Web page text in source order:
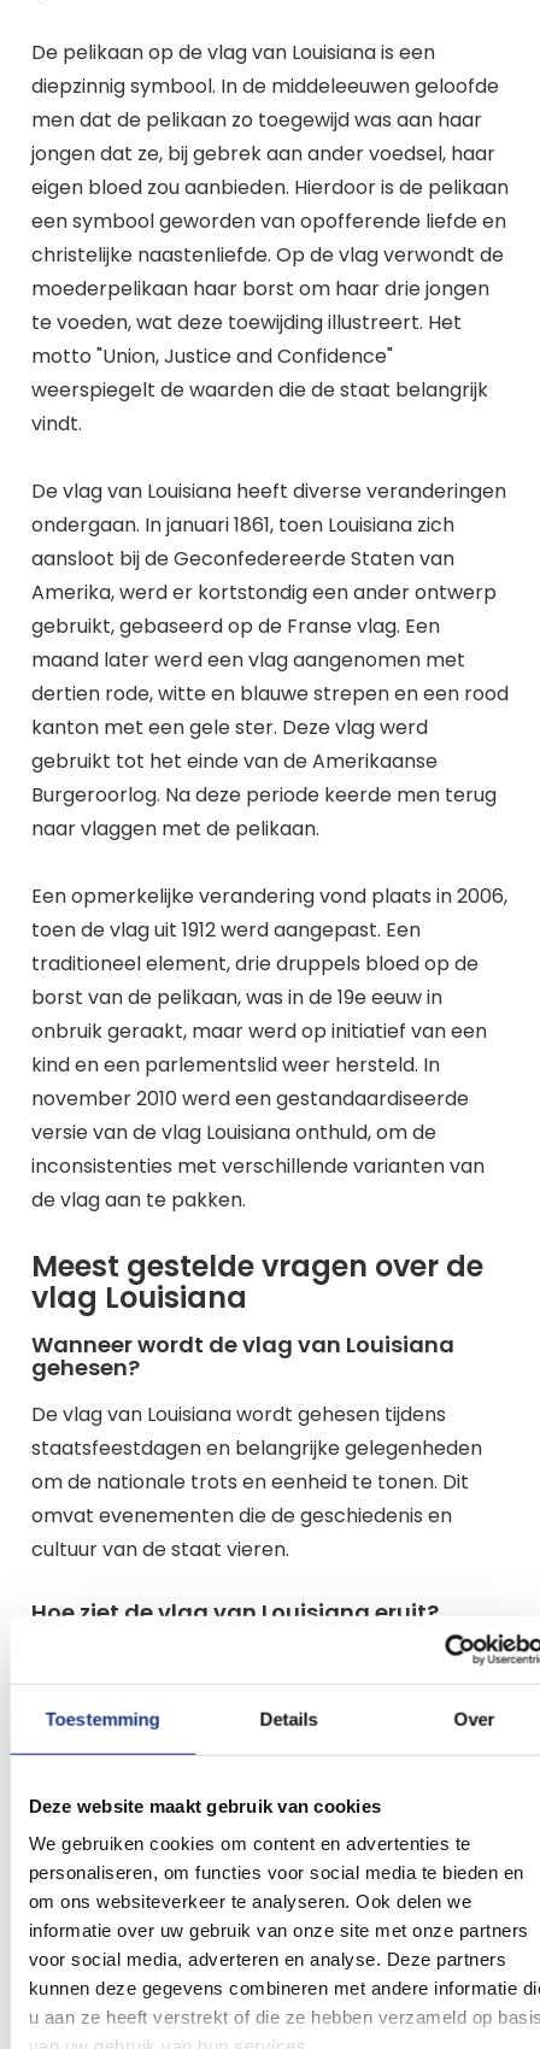
Toestemming Details Over
Deze website maakt gebruik van cookies
We gebruiken cookies om content en advertenties te
personaliseren, om functies voor social media te bieden en
om ons websiteverkeer te analyseren. Ook delen we
informatie over uw gebruik van onze site met onze partners
voor social media, adverteren en analyse. Deze partners
kunnen deze gegevens combineren met andere informatie
u aan ze heeft verstrekt of die ze hebben verzameld op
De pelikaan op de vlag van Louisiana is een
diepzinnig symbool. In de middeleeuwen geloofde
men dat de pelikaan zo toegewijd was aan haar
jongen dat ze, bij gebrek aan ander voedsel, haar
eigen bloed zou aanbieden. Hierdoor is de pelikaan
een symbool geworden van opofferende liefde en
christelijke naastenliefde. Op de vlag verwondt de
moederpelikaan haar borst om haar drie jongen
te voeden, wat deze toewijding illustreert. Het
motto "Union, Justice and Confidence"
weerspiegelt de waarden die de staat belangrijk
vindt.
De vlag van Louisiana heeft diverse veranderingen
ondergaan. In januari 1861, toen Louisiana zich
aansloot bij de Geconfedereerde Staten van
Amerika, werd er kortstondig een ander ontwerp
gebruikt, gebaseerd op de Franse vlag. Een
maand later werd een vlag aangenomen met
dertien rode, witte en blauwe strepen en een rood
kanton met een gele ster. Deze vlag werd
gebruikt tot het einde van de Amerikaanse
Burgeroorlog. Na deze periode keerde men terug
naar vlaggen met de pelikaan.
Een opmerkelijke verandering vond plaats in 2006,
toen de vlag uit 1912 werd aangepast. Een
traditioneel element, drie druppels bloed op de
borst van de pelikaan, was in de 19e eeuw in
onbruik geraakt, maar werd op initiatief van een
kind en een parlementslid weer hersteld. In
november 2010 werd een gestandaardiseerde
versie van de vlag Louisiana onthuld, om de
inconsistenties met verschillende varianten van
de vlag aan te pakken.
Meest gestelde vragen over de
vlag Louisiana
Wanneer wordt de vlag van Louisiana
gehesen?
De vlag van Louisiana wordt gehesen tijdens
staatsfeestdagen en belangrijke gelegenheden
om de nationale trots en eenheid te tonen. Dit
omvat evenementen die de geschiedenis en
cultuur van de staat vieren.
Hoe ziet de vlag van Louisiana eruit?
De vlag van Louisiana heeft een opvallend en
symbolisch ontwerp. Het is een blauw veld met in
het midden een wit medaillon. Hierin bevindt zich
de afbeelding van een bruine moederpelikaan die
haar jongen voedt. Haar borst is licht verwond,
opofferende aard benadrukt. Onder de pelikaan is
een wit lint afgebeeld met de tekst van het
staatsmotto in het blauw: "Union, Justice and
Confidence".
Speelt de vlag van Louisiana een rol bij